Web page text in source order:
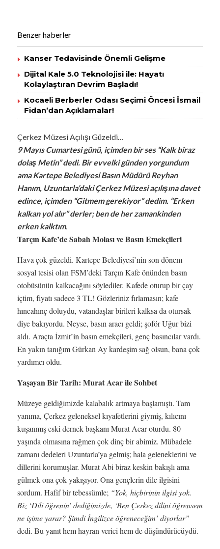
Benzer haberler
Kanser Tedavisinde Önemli Gelişme
Dijital Kale 5.0 Teknolojisi ile: Hayatı
Kolaylaştıran Devrim Başladı!
Kocaeli Berberler Odası Seçimi Öncesi İsmail
Fidan’dan Açıklamalar!
Çerkez Müzesi Açılışı Güzeldi…
9 Mayıs Cumartesi günü, içimden bir ses “Kalk biraz
dolaş Metin” dedi. Bir evvelki günden yorgundum
ama Kartepe Belediyesi Basın Müdürü Reyhan
Hanım, Uzuntarla’daki Çerkez Müzesi açılışına davet
edince, içimden “Gitmem gerekiyor” dedim. “Erken
kalkan yol alır” derler; ben de her zamankinden
erken kalktım.
Tarçın Kafe’de Sabah Molası ve Basın Emekçileri
Hava çok güzeldi. Kartepe Belediyesi’nin son dönem
sosyal tesisi olan FSM’deki Tarçın Kafe önünden basın
otobüsünün kalkacağını söylediler. Kafede oturup bir çay
içtim, fiyatı sadece 3 TL! Gözleriniz fırlamasın; kafe
hıncahınç doluydu, vatandaşlar birileri kalksa da otursak
diye bakıyordu. Neyse, basın aracı geldi; şoför Uğur bizi
aldı. Araçta İzmit’in basın emekçileri, genç basıncılar vardı.
En yakın tanığım Gürkan Ay kardeşim sağ olsun, bana çok
yardımcı oldu.
Yaşayan Bir Tarih: Murat Acar ile Sohbet
Müzeye geldiğimizde kalabalık artmaya başlamıştı. Tam
yanıma, Çerkez geleneksel kıyafetlerini giymiş, kılıcını
kuşanmış eski dernek başkanı Murat Acar oturdu. 80
yaşında olmasına rağmen çok dinç bir abimiz. Mübadele
zamanı dedeleri Uzuntarla’ya gelmiş; hala geleneklerini ve
dillerini korumuşlar. Murat Abi biraz keskin bakışlı ama
gülmek ona çok yakışıyor. Ona gençlerin dile ilgisini
sordum. Hafif bir tebessümle; “Yok, hiçbirinin ilgisi yok.
Biz ‘Dili öğrenin’ dediğimizde, ‘Ben Çerkez dilini öğrensem
ne işime yarar? Şimdi İngilizce öğreneceğim’ diyorlar”
dedi. Bu yanıt hem hayran verici hem de düşündürücüydü.